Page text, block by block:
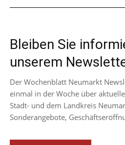
Bleiben Sie
unserem
Der Wochenblatt Neumarkt
einmal in der Woche über
Stadt- und dem Landkreis
Sonderangebote,